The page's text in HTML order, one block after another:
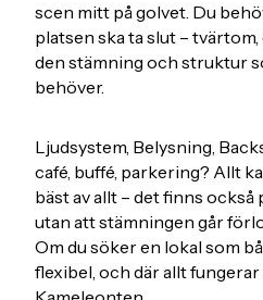
scen mitt på golvet. Du
platsen ska ta slut –
den stämning och struktur
behöver.
Ljudsystem, Belysning,
café, buffé, parkering? Allt
bäst av allt – det finns
utan att stämningen går
Om du söker en lokal som
flexibel, och där allt